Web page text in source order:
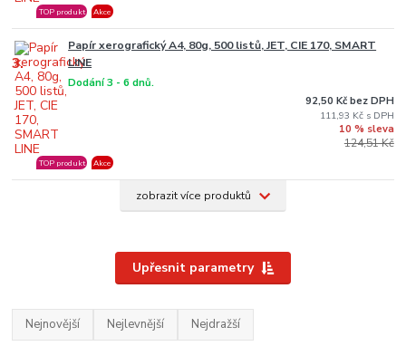
TOP produkt Akce
3.
Papír xerografický A4, 80g, 500 listů, JET, CIE 170, SMART
LINE
Dodání 3 - 6 dnů.
TOP produkt Akce
124,51 Kč
10 % sleva
111,93 Kč
92,50 Kč bez DPH
zobrazit více produktů
Upřesnit parametry
Nejnovější Nejlevnější Nejdražší